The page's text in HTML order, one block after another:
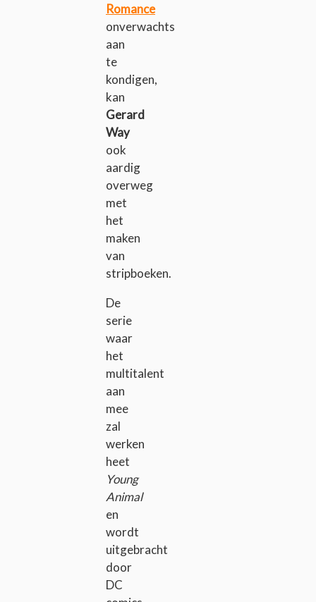
Romance
onverwachts
aan
te
kondigen,
kan
Gerard
Way
ook
aardig
overweg
met
het
maken
van
stripboeken.
De
serie
waar
het
multitalent
aan
mee
zal
werken
heet
Young
Animal
en
wordt
uitgebracht
door
DC